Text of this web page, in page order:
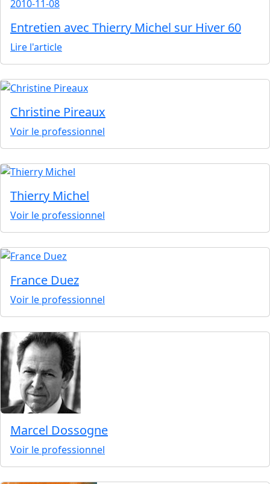
2010-11-08
Entretien avec Thierry Michel sur Hiver 60
Lire l'article
Christine Pireaux
Voir le professionnel
Thierry Michel
Voir le professionnel
France Duez
Voir le professionnel
Marcel Dossogne
Voir le professionnel